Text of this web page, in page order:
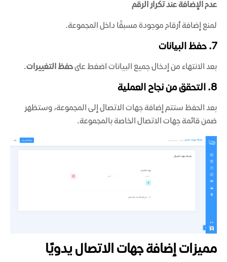
عدم الإضافة عند تكرار الرقم
لمنع إضافة أرقام موجودة مسبقًا داخل المجموعة.
7. حفظ البيانات
بعد الانتهاء من إدخال جميع البيانات اضغط علىحفظ التغييرات.
8. التحقق من نجاح العملية
بعد الحفظ ستتم إضافة جهات الاتصال إلى المجموعة، وستظهر
ضمن قائمة جهات الاتصال الخاصة بالمجموعة.
مميزات إضافة جهات الاتصال يدويًا